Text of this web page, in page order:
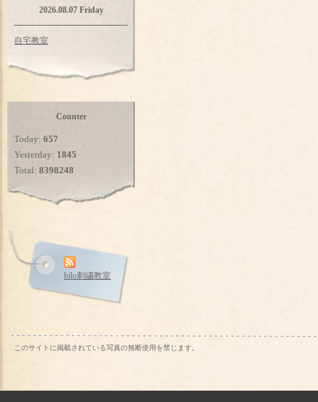
2026.08.07 Friday
自宅教室
Counter
Today: 657
Yesterday: 1845
Total: 8398248
hilo刺繍教室
このサイトに掲載されている写真の無断使用を禁じます。